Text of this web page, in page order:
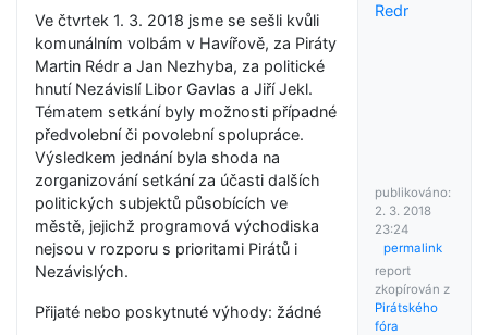
Ve čtvrtek 1. 3. 2018 jsme se sešli kvůli
komunálním volbám v Havířově, za Piráty
Martin Rédr a Jan Nezhyba, za politické
hnutí Nezávislí Libor Gavlas a Jiří Jekl.
Tématem setkání byly možnosti případné
předvolební či povolební spolupráce.
Výsledkem jednání byla shoda na
zorganizování setkání za účasti dalších
politických subjektů působících ve
městě, jejichž programová východiska
nejsou v rozporu s prioritami Pirátů i
Nezávislých.
Přijaté nebo poskytnuté výhody: žádné
Redr
publikováno:
2. 3. 2018
23:24
permalink
report
zkopírován z
Pirátského
fóra